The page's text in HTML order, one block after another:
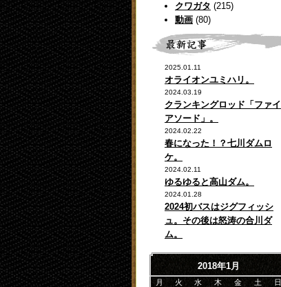
クワガタ (215)
動画 (80)
2025.01.11
オライオンユミハリ。
2024.03.19
クランキングロッド「ファイ
アソード」。
2024.02.22
春になった！？七川ダムロ
ケ。
2024.02.11
ゆるゆると高山ダム。
2024.01.28
2024初バスはジグフィッシ
ュ。その後は怒涛の合川ダ
ム。
2018年1月
月 火 水 木 金 土 日